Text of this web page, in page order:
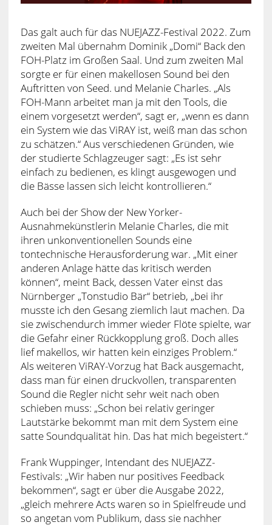
Das galt auch für das NUEJAZZ-Festival 2022. Zum
zweiten Mal übernahm Dominik „Domi“ Back den
FOH-Platz im Großen Saal. Und zum zweiten Mal
sorgte er für einen makellosen Sound bei den
Auftritten von Seed. und Melanie Charles. „Als
FOH-Mann arbeitet man ja mit den Tools, die
einem vorgesetzt werden“, sagt er, „wenn es dann
ein System wie das ViRAY ist, weiß man das schon
zu schätzen.“ Aus verschiedenen Gründen, wie
der studierte Schlagzeuger sagt: „Es ist sehr
einfach zu bedienen, es klingt ausgewogen und
die Bässe lassen sich leicht kontrollieren.“
Auch bei der Show der New Yorker-
Ausnahmekünstlerin Melanie Charles, die mit
ihren unkonventionellen Sounds eine
tontechnische Herausforderung war. „Mit einer
anderen Anlage hätte das kritisch werden
können“, meint Back, dessen Vater einst das
Nürnberger „Tonstudio Bär“ betrieb, „bei ihr
musste ich den Gesang ziemlich laut machen. Da
sie zwischendurch immer wieder Flöte spielte, war
die Gefahr einer Rückkopplung groß. Doch alles
lief makellos, wir hatten kein einziges Problem.“
Als weiteren ViRAY-Vorzug hat Back ausgemacht,
dass man für einen druckvollen, transparenten
Sound die Regler nicht sehr weit nach oben
schieben muss: „Schon bei relativ geringer
Lautstärke bekommt man mit dem System eine
satte Soundqualität hin. Das hat mich begeistert.“
Frank Wuppinger, Intendant des NUEJAZZ-
Festivals: „Wir haben nur positives Feedback
bekommen“, sagt er über die Ausgabe 2022,
„gleich mehrere Acts waren so in Spielfreude und
so angetan vom Publikum, dass sie nachher